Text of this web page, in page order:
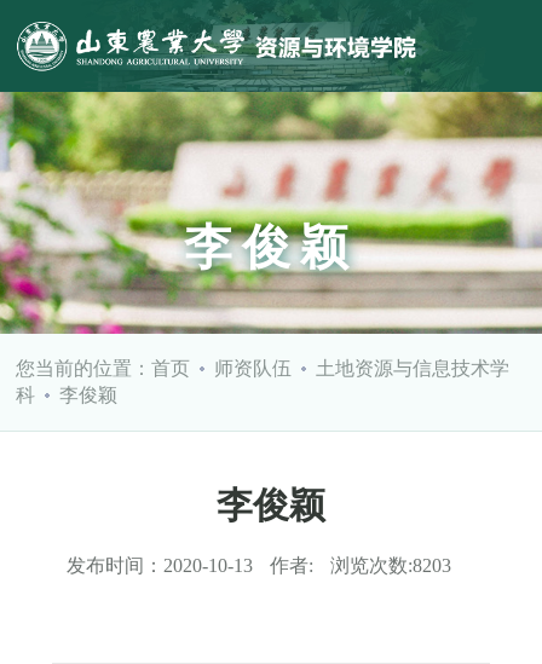
李俊颖
您当前的位置：首页 师资队伍
土地资源与信息技术学
科
李俊颖
李俊颖
发布时间： 2020-10-13 作者: 浏览次数:8203